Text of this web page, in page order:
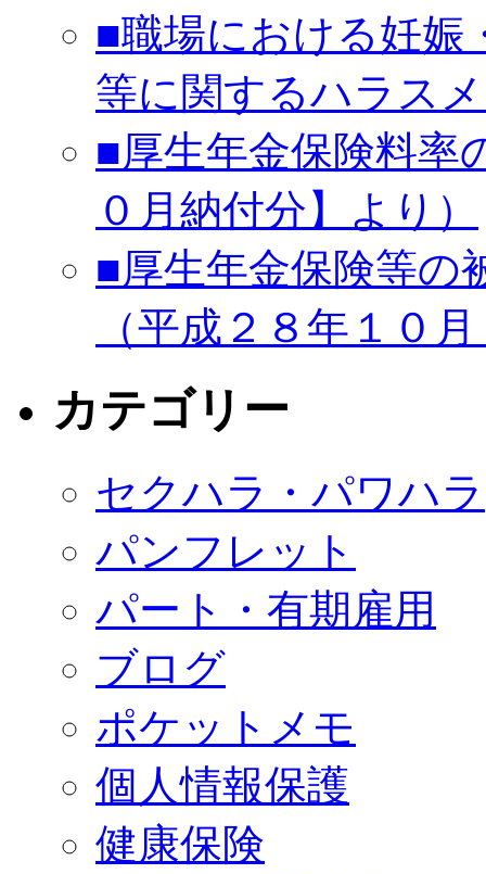
■職場における妊娠
等に関するハラス
■厚生年金保険料率
０月納付分】より）
■厚生年金保険等の
（平成２８年１０
カテゴリー
セクハラ・パワハラ
パンフレット
パート・有期雇用
ブログ
ポケットメモ
個人情報保護
健康保険